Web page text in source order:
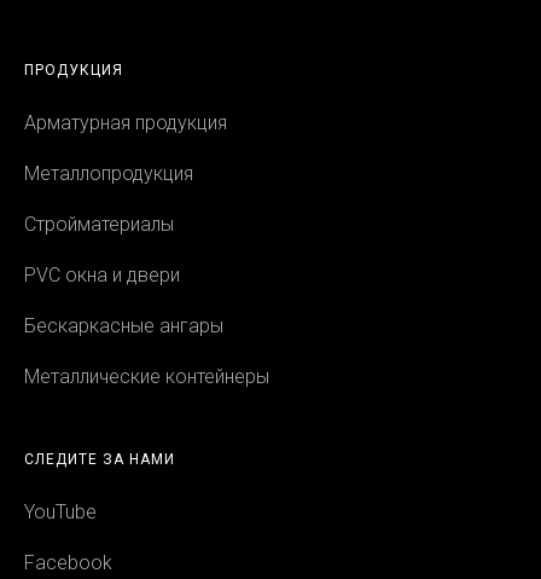
ПРОДУКЦИЯ
Арматурная продукция
Металлопродукция
Стройматериалы
PVC окна и двери
Бескаркасные ангары
Металлические контейнеры
СЛЕДИТЕ ЗА НАМИ
YouTube
Facebook